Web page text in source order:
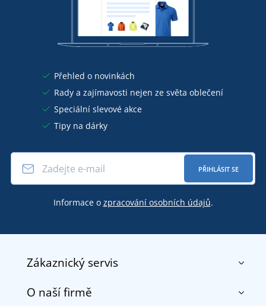
Přehled o novinkách
Rady a zajímavosti nejen ze světa oblečení
Speciální slevové akce
Tipy na dárky
PŘIHLÁSIT SE
Informace o zpracování osobních údajů.
Zákaznický servis
Kontakt
O naší firmě